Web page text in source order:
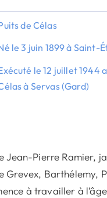
de Célas
le 3 juin 1899 à Saint-
le 12 juillet 1944
à Servas (Gard)
Jean-Pierre Ramier,
Grevex, Barthélemy,
à travailler à